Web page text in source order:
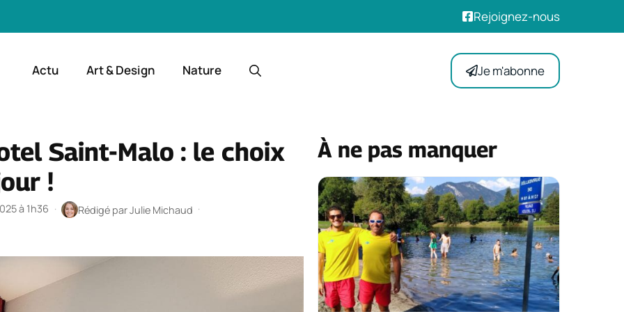
Rejoignez-nous
Actu Art & Design Nature Je m'abonne
Saint-Malo : le choix
!
à 1h36 · Rédigé parJulie Michaud ·
À ne pas manquer